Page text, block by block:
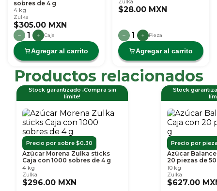
sobres de 4 g
4 kg
Zulka
$305.00 MXN
1
Caja
Agregar al carrito
Zulka
$28.00 MXN
1 Pieza
Agregar al carrito
Productos relacionados
Slide 1 of 6Stock garantizado ¡Compra sin
límite!
Precio por sobre $0.30
Azúcar Morena Zulka sticks
Caja con 1000 sobres de 4 g
4 kg
Zulka
$296.00 MXN
Stock
Precio por
Azúcar
20 piezas de
10 kg
Zulka
$627.00